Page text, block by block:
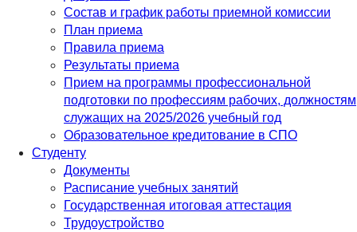
Состав и график работы приемной комиссии
План приема
Правила приема
Результаты приема
Прием на программы профессиональной
подготовки по профессиям рабочих, должностям
служащих на 2025/2026 учебный год
Образовательное кредитование в СПО
Студенту
Документы
Расписание учебных занятий
Государственная итоговая аттестация
Трудоустройство